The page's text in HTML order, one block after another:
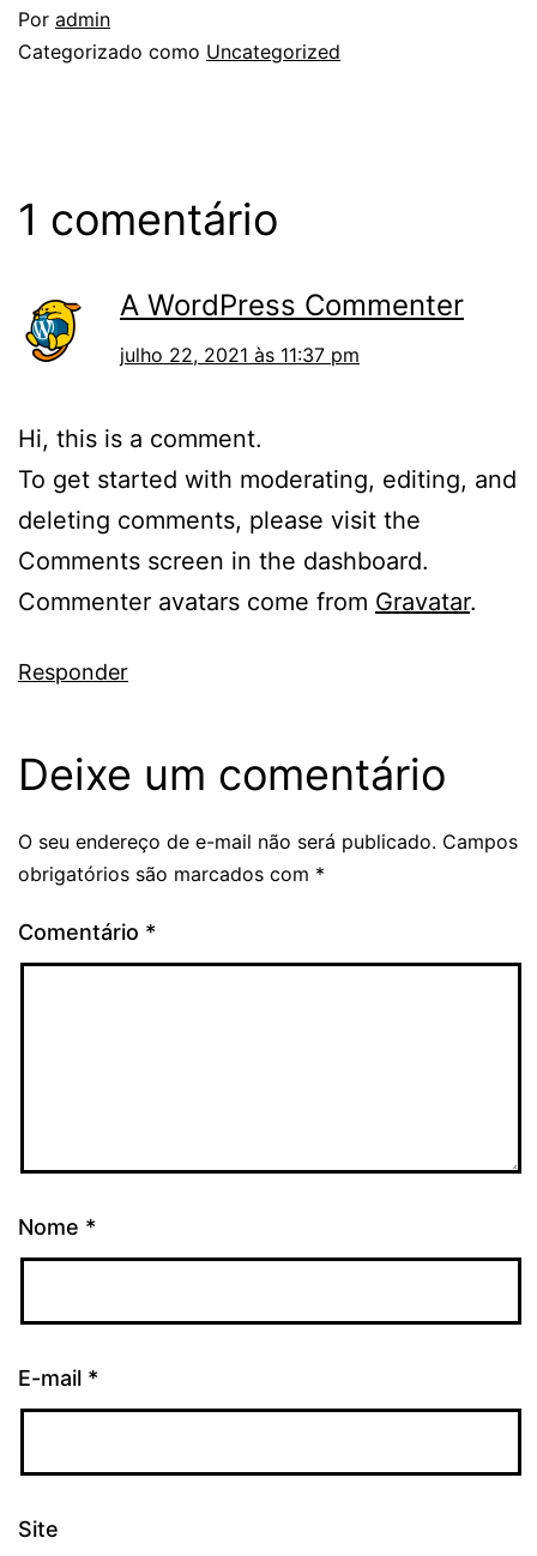
Por admin
Categorizado como Uncategorized
1 comentário
A WordPress Commenter
julho 22, 2021 às 11:37 pm
Hi, this is a comment.
To get started with moderating, editing, and
deleting comments, please visit the
Comments screen in the dashboard.
Commenter avatars come from Gravatar.
Responder
Deixe um comentário
O seu endereço de e-mail não será publicado. Campos
obrigatórios são marcados com *
Comentário *
Nome *
E-mail *
Site